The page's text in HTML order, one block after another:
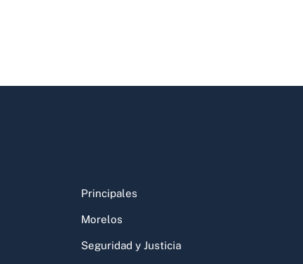
Principales
Morelos
Seguridad y Justicia